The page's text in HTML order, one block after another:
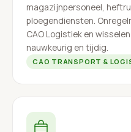
magazijnpersoneel,
ploegendiensten.
CAO Logistiek en
nauwkeurig en tijdig.
CAO TRANSPORT &